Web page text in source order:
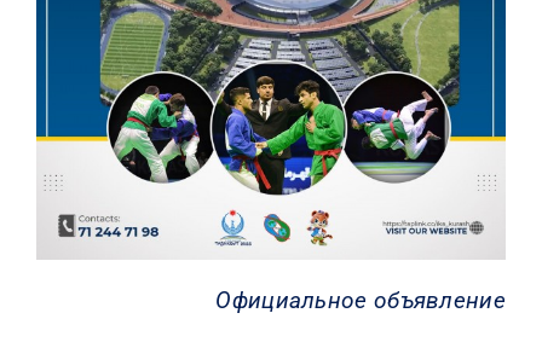
Официальное объявление